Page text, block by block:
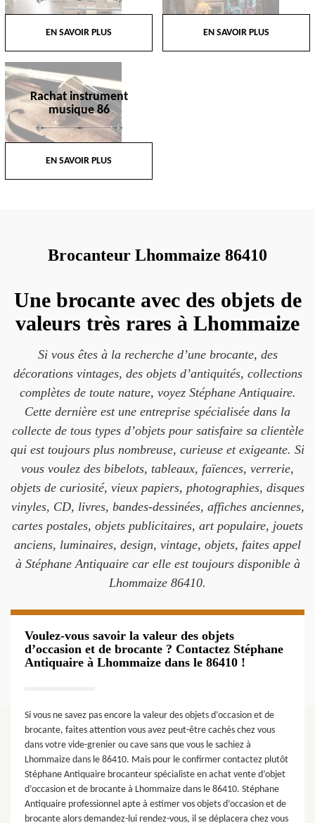
EN SAVOIR PLUS EN SAVOIR PLUS
Rachat instrument
musique 86
EN SAVOIR PLUS
Brocanteur Lhommaize 86410
Une brocante avec des objets de
valeurs très rares à Lhommaize
Si vous êtes à la recherche d’une brocante, des
décorations vintages, des objets d’antiquités, collections
complètes de toute nature, voyez Stéphane Antiquaire.
Cette dernière est une entreprise spécialisée dans la
collecte de tous types d’objets pour satisfaire sa clientèle
qui est toujours plus nombreuse, curieuse et exigeante. Si
vous voulez des bibelots, tableaux, faïences, verrerie,
objets de curiosité, vieux papiers, photographies, disques
vinyles, CD, livres, bandes-dessinées, affiches anciennes,
cartes postales, objets publicitaires, art populaire, jouets
anciens, luminaires, design, vintage, objets, faites appel
à Stéphane Antiquaire car elle est toujours disponible à
Lhommaize 86410.
Voulez-vous savoir la valeur des objets
d’occasion et de brocante ? Contactez Stéphane
Antiquaire à Lhommaize dans le 86410 !
Si vous ne savez pas encore la valeur des objets d’occasion et de
brocante, faites attention vous avez peut-être cachés chez vous
dans votre vide-grenier ou cave sans que vous le sachiez à
Lhommaize dans le 86410. Mais pour le confirmer contactez plutôt
Stéphane Antiquaire brocanteur spécialiste en achat vente d’objet
d’occasion et de brocante à Lhommaize dans le 86410. Stéphane
Antiquaire professionnel apte à estimer vos objets d’occasion et de
brocante alors demandez-lui rendez-vous, il se déplacera chez vous